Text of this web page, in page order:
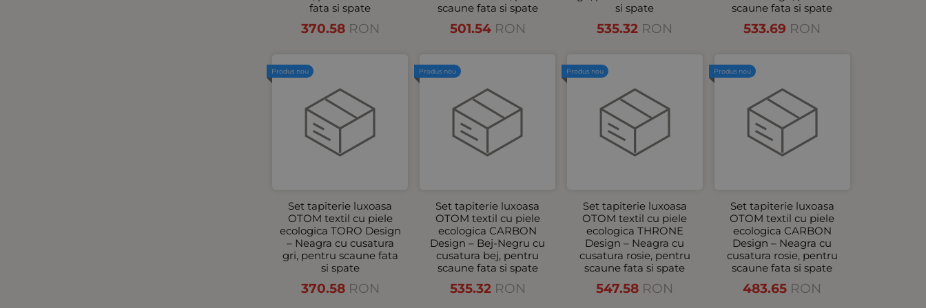
fata si spate
370.58 RON
scaune fata si spate
501.54 RON
si spate
535.32 RON
scaune fata si spate
533.69 RON
Set tapiterie luxoasa
OTOM textil cu piele
ecologica TORO Design
– Neagra cu cusatura
gri, pentru scaune fata
si spate
370.58 RON
Produs nou
Set tapiterie luxoasa
OTOM textil cu piele
ecologica CARBON
Design – Bej-Negru cu
cusatura bej, pentru
scaune fata si spate
535.32 RON
Produs nou
Set tapiterie luxoasa
OTOM textil cu piele
ecologica THRONE
Design – Neagra cu
cusatura rosie, pentru
scaune fata si spate
547.58 RON
Produs nou
Set tapiterie luxoasa
OTOM textil cu piele
ecologica CARBON
Design – Neagra cu
cusatura rosie, pentru
scaune fata si spate
483.65 RON
Produs nou